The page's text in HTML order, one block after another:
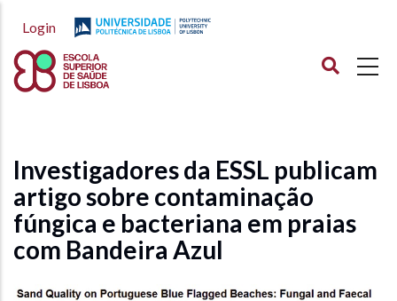
para
conteúdo
Login
Investigadores da ESSL publicam
artigo sobre contaminação
fúngica e bacteriana em praias
com Bandeira Azul